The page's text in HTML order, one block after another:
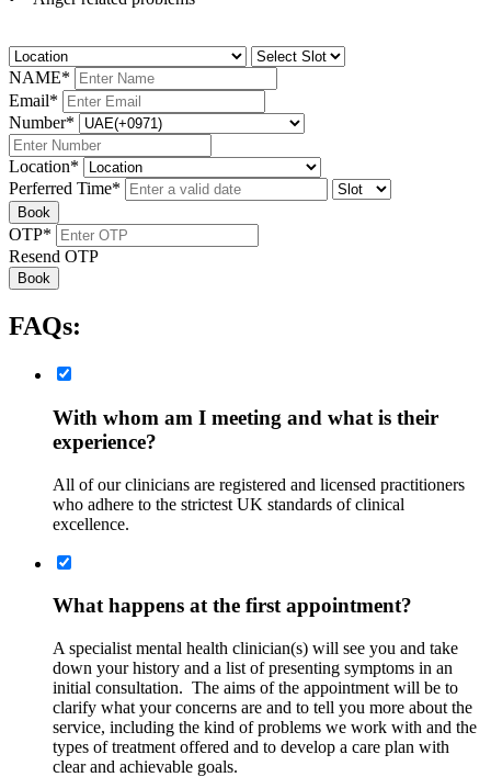
NAME*
Email*
Number*
Location*
Perferred Time*
Book
OTP*
Resend OTP
Book
FAQs:
With whom am I meeting and what is their
experience?
All of our clinicians are registered and licensed practitioners
who adhere to the strictest UK standards of clinical
excellence.
What happens at the first appointment?
A specialist mental health clinician(s) will see you and take
down your history and a list of presenting symptoms in an
initial consultation. The aims of the appointment will be to
clarify what your concerns are and to tell you more about the
service, including the kind of problems we work with and the
types of treatment offered and to develop a care plan with
clear and achievable goals.